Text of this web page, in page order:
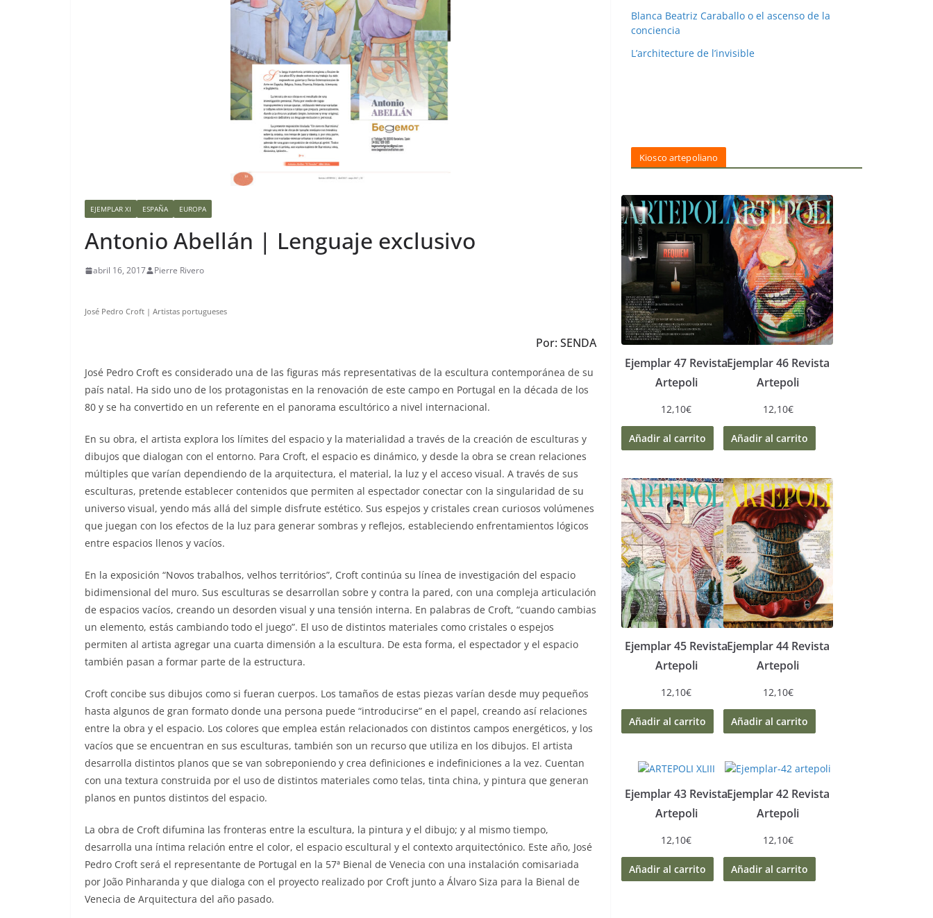
EJEMPLAR XI ESPAÑA EUROPA
Antonio Abellán | Lenguaje exclusivo
abril 16, 2017 Pierre Rivero
José Pedro Croft | Artistas portugueses
Por: SENDA
José Pedro Croft es considerado una de las figuras más representativas de la escultura contemporánea de su
país natal. Ha sido uno de los protagonistas en la renovación de este campo en Portugal en la década de los
80 y se ha convertido en un referente en el panorama escultórico a nivel internacional.
En su obra, el artista explora los límites del espacio y la materialidad a través de la creación de esculturas y
dibujos que dialogan con el entorno. Para Croft, el espacio es dinámico, y desde la obra se crean relaciones
múltiples que varían dependiendo de la arquitectura, el material, la luz y el acceso visual. A través de sus
esculturas, pretende establecer contenidos que permiten al espectador conectar con la singularidad de su
universo visual, yendo más allá del simple disfrute estético. Sus espejos y cristales crean curiosos volúmenes
que juegan con los efectos de la luz para generar sombras y reflejos, estableciendo enfrentamientos lógicos
entre espacios llenos y vacíos.
En la exposición “Novos trabalhos, velhos territórios”, Croft continúa su línea de investigación del espacio
bidimensional del muro. Sus esculturas se desarrollan sobre y contra la pared, con una compleja articulación
de espacios vacíos, creando un desorden visual y una tensión interna. En palabras de Croft, “cuando cambias
un elemento, estás cambiando todo el juego”. El uso de distintos materiales como cristales o espejos
permiten al artista agregar una cuarta dimensión a la escultura. De esta forma, el espectador y el espacio
también pasan a formar parte de la estructura.
Croft concibe sus dibujos como si fueran cuerpos. Los tamaños de estas piezas varían desde muy pequeños
hasta algunos de gran formato donde una persona puede “introducirse” en el papel, creando así relaciones
entre la obra y el espacio. Los colores que emplea están relacionados con distintos campos energéticos, y los
vacíos que se encuentran en sus esculturas, también son un recurso que utiliza en los dibujos. El artista
desarrolla distintos planos que se van sobreponiendo y crea definiciones e indefiniciones a la vez. Cuentan
con una textura construida por el uso de distintos materiales como telas, tinta china, y pintura que generan
planos en puntos distintos del espacio.
La obra de Croft difumina las fronteras entre la escultura, la pintura y el dibujo; y al mismo tiempo,
desarrolla una íntima relación entre el color, el espacio escultural y el contexto arquitectónico. Este año, José
Pedro Croft será el representante de Portugal en la 57ª Bienal de Venecia con una instalación comisariada
por João Pinharanda y que dialoga con el proyecto realizado por Croft junto a Álvaro Siza para la Bienal de
Venecia de Arquitectura del año pasado.
Blanca Beatriz Caraballo o el ascenso de la
conciencia
L’architecture de l’invisible
Kiosco artepoliano
Ejemplar 47 Revista
Artepoli
12,10€
Añadir al carrito
Ejemplar 46 Revista
Artepoli
12,10€
Añadir al carrito
Ejemplar 45 Revista
Artepoli
12,10€
Añadir al carrito
Ejemplar 44 Revista
Artepoli
12,10€
Añadir al carrito
Ejemplar 43 Revista
Artepoli
12,10€
Añadir al carrito
Ejemplar 42 Revista
Artepoli
12,10€
Añadir al carrito